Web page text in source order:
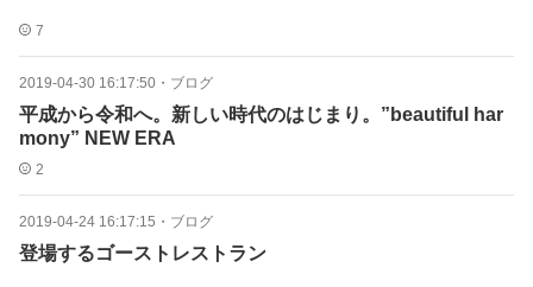
7
2019-04-30 16:17:50 ・ ブログ
平成から令和へ。新しい時代のはじまり。”beautiful har
mony” NEW ERA
2
2019-04-24 16:17:15 ・ ブログ
登場するゴーストレストラン